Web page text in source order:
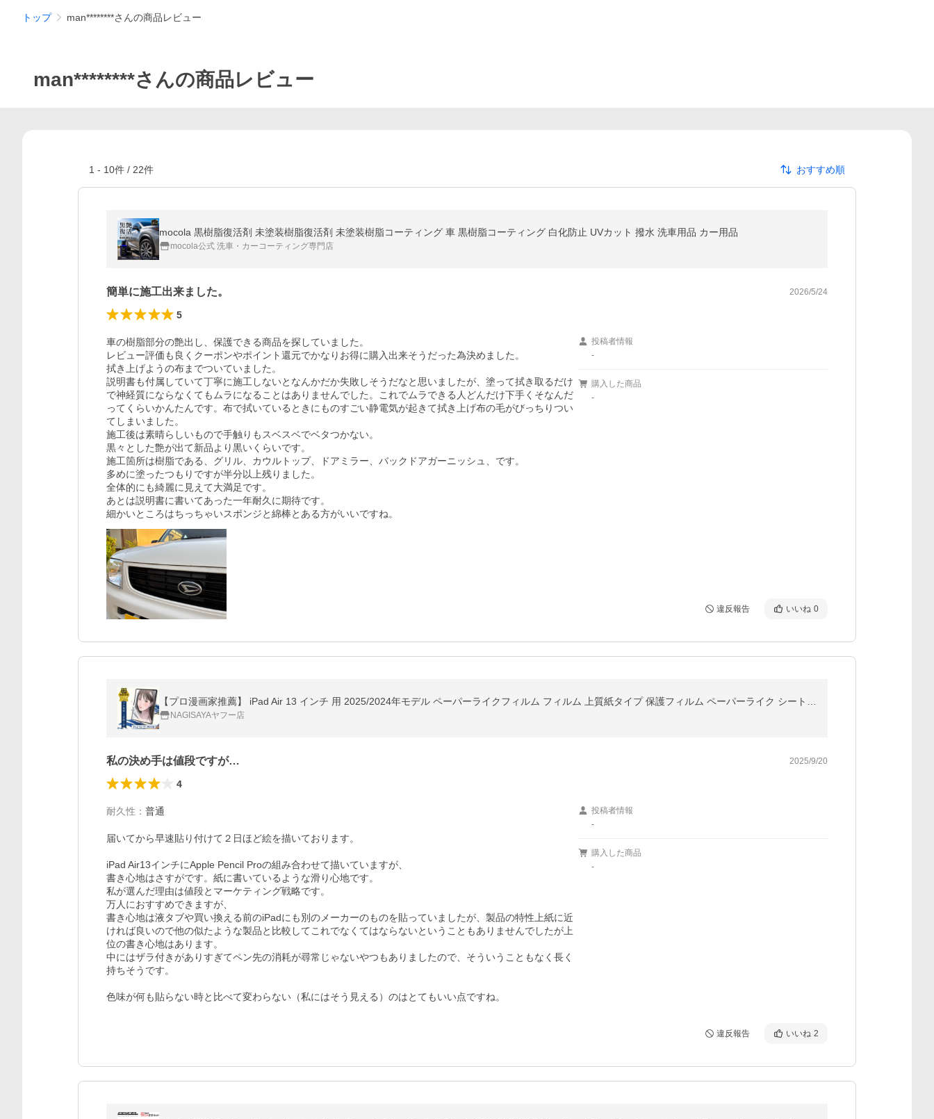
トップ man********さんの商品レビュー
man********さんの商品レビュー
1 - 10件 / 22件 おすすめ順
mocola 黒樹脂復活剤 未塗装樹脂復活剤 未塗装樹脂コーティング 車 黒樹脂コーティング 白化防止 UVカット 撥水 洗車用品 カー用品
mocola公式 洗車・カーコーティング専門店
簡単に施工出来ました。 2026/5/24
5
車の樹脂部分の艶出し、保護できる商品を探していました。
レビュー評価も良くクーポンやポイント還元でかなりお得に購入出来そうだった為決めました。
拭き上げようの布までついていました。
説明書も付属していて丁寧に施工しないとなんかだか失敗しそうだなと思いましたが、塗って拭き取るだけ
で神経質にならなくてもムラになることはありませんでした。これでムラできる人どんだけ下手くそなんだ
ってくらいかんたんです。布で拭いているときにものすごい静電気が起きて拭き上げ布の毛がびっちりつい
てしまいました。
施工後は素晴らしいもので手触りもスベスベでベタつかない。
黒々とした艶が出て新品より黒いくらいです。
施工箇所は樹脂である、グリル、カウルトップ、ドアミラー、バックドアガーニッシュ、です。
多めに塗ったつもりですが半分以上残りました。
全体的にも綺麗に見えて大満足です。
あとは説明書に書いてあった一年耐久に期待です。
細かいところはちっちゃいスポンジと綿棒とある方がいいですね。
投稿者情報
-
購入した商品
-
違反報告 いいね 0
NAGISAYAヤフー店
私の決め手は値段ですが… 2025/9/20
4
耐久性 ： 普通
届いてから早速貼り付けて２日ほど絵を描いております。
iPad Air13インチにApple Pencil Proの組み合わせて描いていますが、
書き心地はさすがです。紙に書いているような滑り心地です。
私が選んだ理由は値段とマーケティング戦略です。
万人におすすめできますが、
書き心地は液タブや買い換える前のiPadにも別のメーカーのものを貼っていましたが、製品の特性上紙に近
ければ良いので他の似たような製品と比較してこれでなくてはならないということもありませんでしたが上
位の書き心地はあります。
中にはザラ付きがありすぎてペン先の消耗が尋常じゃないやつもありましたので、そういうこともなく長く
持ちそうです。
色味が何も貼らない時と比べて変わらない（私にはそう見える）のはとてもいい点ですね。
投稿者情報
-
購入した商品
-
違反報告 いいね 2